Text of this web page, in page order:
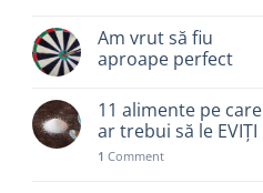
Am vrut să fiu
aproape perfect
11 alimente pe care
ar trebui să le EVIȚI
1 Comment